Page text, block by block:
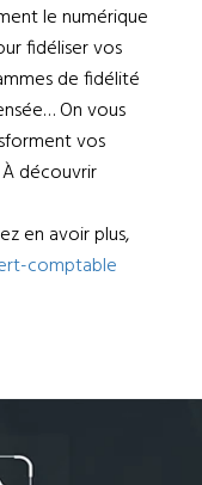
le numérique
fidéliser vos
de fidélité
On vous
vos
découvrir
en avoir plus,
comptable